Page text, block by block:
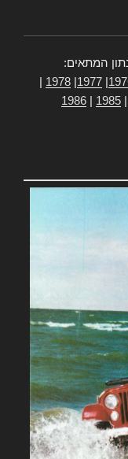
המתאים:
1977
1978
1985
1986